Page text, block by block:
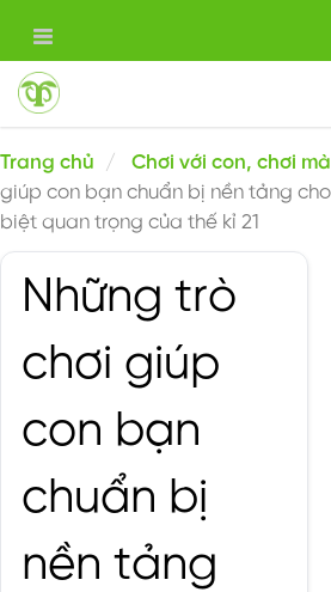
Trang chủ Chơi với con, chơi
giúp con bạn chuẩn bị nền tảng
biệt quan trọng của thế kỉ 21
Những trò
chơi giúp
con bạn
chuẩn bị
nền tảng